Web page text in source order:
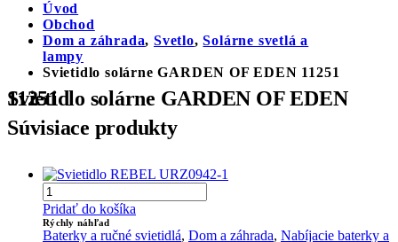
Úvod
Obchod
Dom a záhrada,Svetlo,Solárne svetlá a
lampy
Svietidlo solárne GARDEN OF EDEN 11251
Svietidlo solárne GARDEN OF EDEN 11251
Súvisiace produkty
Pridať do košíka
Rýchly náhľad
Baterky a ručné svietidlá, Dom a záhrada, Nabíjacie baterky a